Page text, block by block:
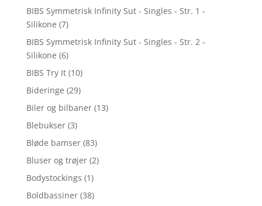
BIBS Symmetrisk Infinity Sut - Singles - Str. 1 -
Silikone (7)
BIBS Symmetrisk Infinity Sut - Singles - Str. 2 -
Silikone (6)
BIBS Try It (10)
Bideringe (29)
Biler og bilbaner (13)
Blebukser (3)
Bløde bamser (83)
Bluser og trøjer (2)
Bodystockings (1)
Boldbassiner (38)